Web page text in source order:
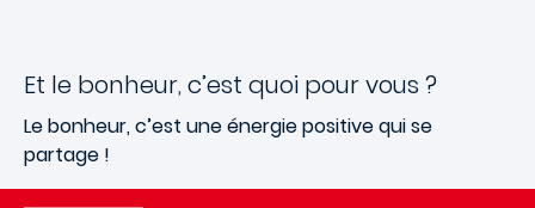
Et le bonheur, c’est quoi pour vous ?
Le bonheur, c’est une énergie positive qui se
partage !